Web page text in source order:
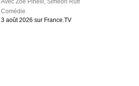
AvecZoé Pinelli,Siméon Ruff
Comédie
3 août 2026 sur France.TV